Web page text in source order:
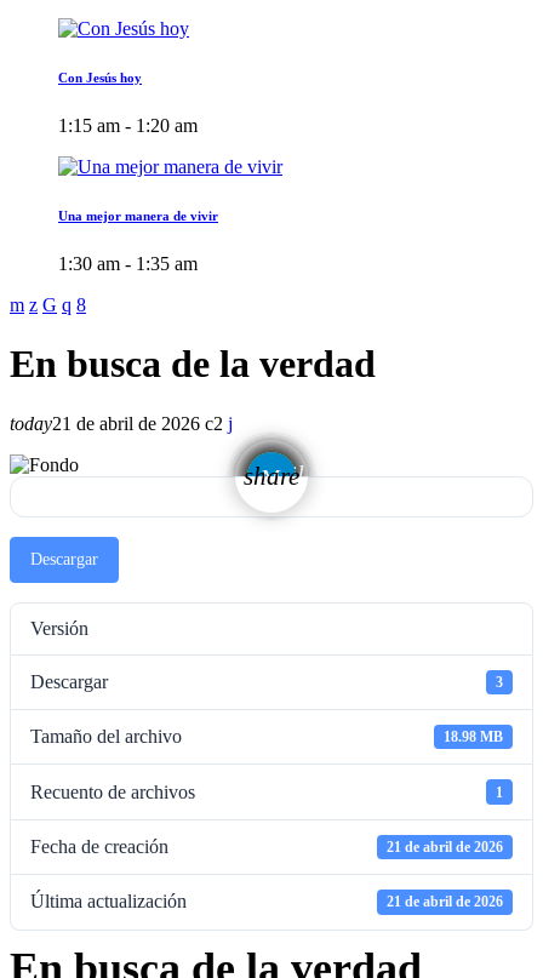
Con Jesús hoy
1:15 am - 1:20 am
Una mejor manera de vivir
1:30 am - 1:35 am
En busca de la verdad
today21 de abril de 2026 2
share
email
Descargar
Versión
Descargar 3
Tamaño del archivo 18.98 MB
Recuento de archivos 1
Fecha de creación 21 de abril de 2026
Última actualización 21 de abril de 2026
En busca de la verdad